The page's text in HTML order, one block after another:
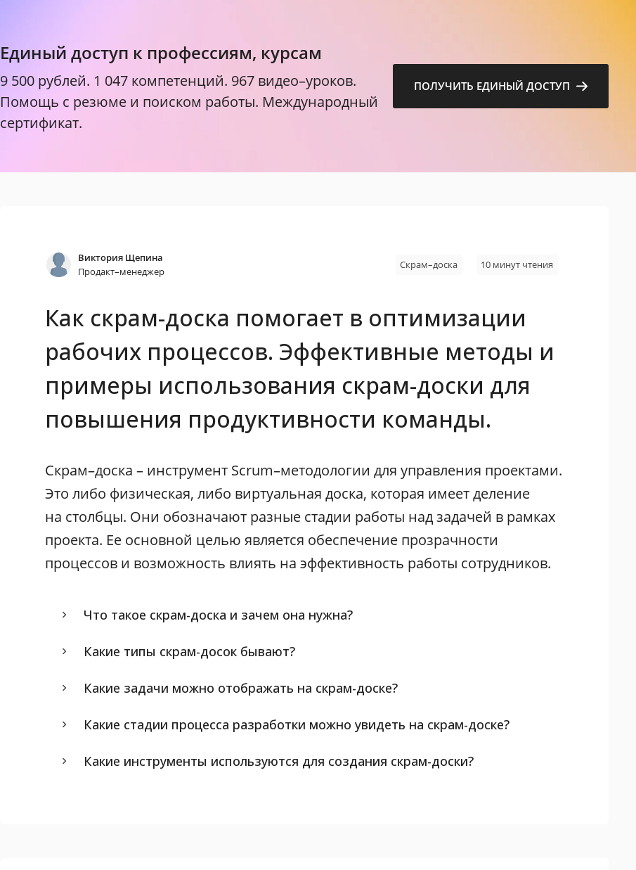
Единый доступ к профессиям, курсам
9 500 рублей. 1 047 компетенций. 967 видео–уроков.
Помощь с резюме и поиском работы. Международный
сертификат.
ПОЛУЧИТЬ ЕДИНЫЙ ДОСТУП
Виктория Щепина
Продакт–менеджер
Скрам–доска 10 минут чтения
Как скрам-доска помогает в оптимизации
рабочих процессов. Эффективные методы и
примеры использования скрам-доски для
повышения продуктивности команды.
Скрам–доска – инструмент Scrum–методологии для управления проектами.
Это либо физическая, либо виртуальная доска, которая имеет деление
на столбцы. Они обозначают разные стадии работы над задачей в рамках
проекта. Ее основной целью является обеспечение прозрачности
процессов и возможность влиять на эффективность работы сотрудников.
Что такое скрам-доска и зачем она нужна?
Какие типы скрам-досок бывают?
Какие задачи можно отображать на скрам-доске?
Какие стадии процесса разработки можно увидеть на скрам-доске?
Какие инструменты используются для создания скрам-доски?